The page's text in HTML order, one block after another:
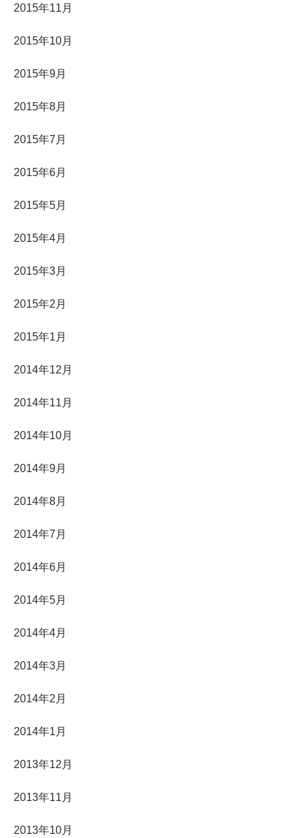
2015年11月
2015年10月
2015年9月
2015年8月
2015年7月
2015年6月
2015年5月
2015年4月
2015年3月
2015年2月
2015年1月
2014年12月
2014年11月
2014年10月
2014年9月
2014年8月
2014年7月
2014年6月
2014年5月
2014年4月
2014年3月
2014年2月
2014年1月
2013年12月
2013年11月
2013年10月